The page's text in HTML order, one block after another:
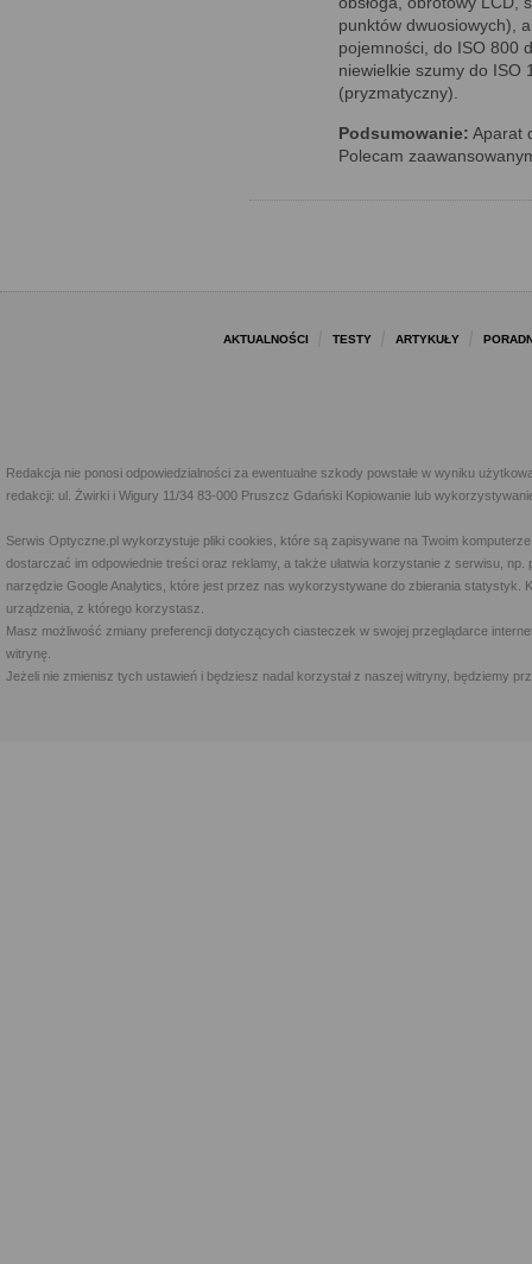
punktów dwuosiowych),
pojemności, do ISO 800
niewielkie szumy do ISO
(pryzmatyczny).
Podsumowanie: Aparat
Polecam
AKTUALNOŚCI TESTY ARTYKUŁY
Redakcja nie ponosi odpowiedzialności za ewentualne szkody powstałe w wyniku
redakcji: ul. Żwirki i Wigury 11/34 83-000 Pruszcz Gdański Kopiowanie lub
Serwis Optyczne.pl wykorzystuje pliki cookies, które są zapisywane na Twoim
dostarczać im odpowiednie treści oraz reklamy, a także ułatwia korzystanie z serwisu,
narzędzie Google Analytics, które jest przez nas wykorzystywane do zbierania statystyk.
urządzenia, z którego korzystasz.
Masz możliwość zmiany preferencji dotyczących ciasteczek w swojej przeglądarce
witrynę.
Jeżeli nie zmienisz tych ustawień i będziesz nadal korzystał z naszej witryny, będziemy